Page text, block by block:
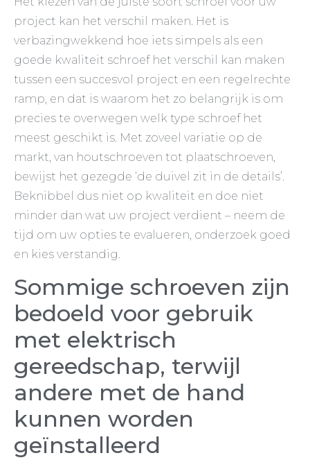
project kan het verschil maken. Het is
verbazingwekkend hoe iets simpels als een
goede kwaliteit schroef het verschil kan maken
tussen een succesvol project en een regelrechte
ramp, en dat is waarom het zo belangrijk is om
precies te overwegen welk type schroef het
meest geschikt is. Met zoveel variatie op de
markt, van houtschroeven tot plaatschroeven,
bewijst het gezegde ‘de duivel zit in de details’.
Beknibbel dus niet op kwaliteit en doe niet
minder dan wat uw project verdient – neem de
tijd om uw opties te evalueren, onderzoek goed
en kies verstandig.
Sommige schroeven zijn
bedoeld voor gebruik
met elektrisch
gereedschap, terwijl
andere met de hand
kunnen worden
geïnstalleerd